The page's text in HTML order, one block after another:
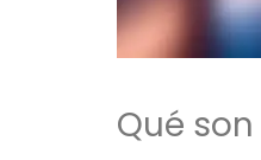
Qué